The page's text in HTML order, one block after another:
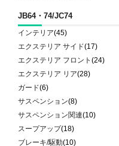
JB64・74/JC74
インテリア(45)
エクステリア サイド(17)
エクステリア フロント(24)
エクステリア リア(28)
ガード(6)
サスペンション(8)
サスペンション関連(10)
スープアップ(18)
ブレーキ/駆動(10)